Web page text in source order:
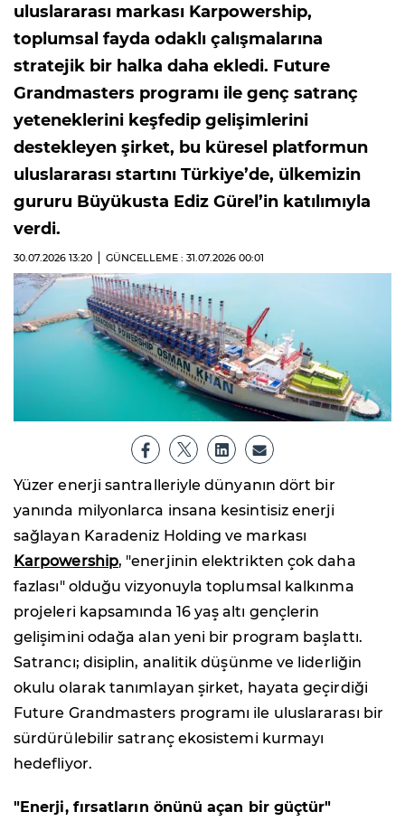
uluslararası markası Karpowership,
toplumsal fayda odaklı çalışmalarına
stratejik bir halka daha ekledi. Future
Grandmasters programı ile genç satranç
yeteneklerini keşfedip gelişimlerini
destekleyen şirket, bu küresel platformun
uluslararası startını Türkiye’de, ülkemizin
gururu Büyükusta Ediz Gürel’in katılımıyla
verdi.
30.07.2026 13:20 GÜNCELLEME : 31.07.2026 00:01
Yüzer enerji santralleriyle dünyanın dört bir
yanında milyonlarca insana kesintisiz enerji
sağlayan Karadeniz Holding ve markası
Karpowership, "enerjinin elektrikten çok daha
fazlası" olduğu vizyonuyla toplumsal kalkınma
projeleri kapsamında 16 yaş altı gençlerin
gelişimini odağa alan yeni bir program başlattı.
Satrancı; disiplin, analitik düşünme ve liderliğin
okulu olarak tanımlayan şirket, hayata geçirdiği
Future Grandmasters programı ile uluslararası bir
sürdürülebilir satranç ekosistemi kurmayı
hedefliyor.
"Enerji, fırsatların önünü açan bir güçtür"